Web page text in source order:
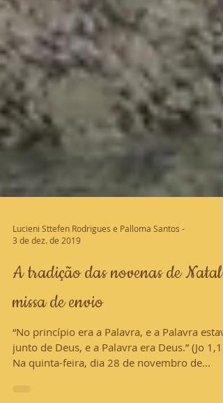
Lucieni Sttefen Rodrigues e Palloma Santos -
3 de dez. de 2019
A tradição das novenas de Natal:
missa de envio
“No princípio era a Palavra, e a Palavra